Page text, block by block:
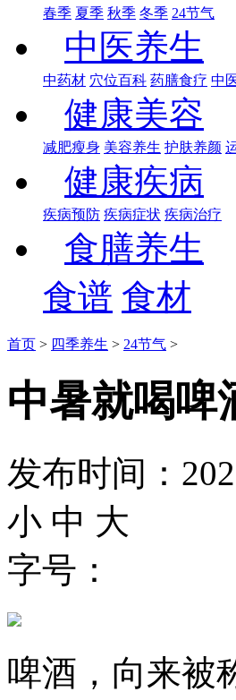
春季 夏季 秋季 冬季 24节气
中医养生
中药材 穴位百科 药膳食疗 中
健康美容
减肥瘦身 美容养生 护肤养颜
健康疾病
疾病预防 疾病症状 疾病治疗
食膳养生
食谱 食材
首页 > 四季养生 > 24节气 >
中暑就喝啤
发布时间：
小 中 大
字号：
啤酒，向来被